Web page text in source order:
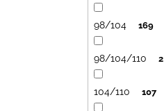
98/104 169
98/104/110 2
104/110 107